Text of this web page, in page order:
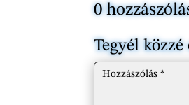
0
Tegyél közzé